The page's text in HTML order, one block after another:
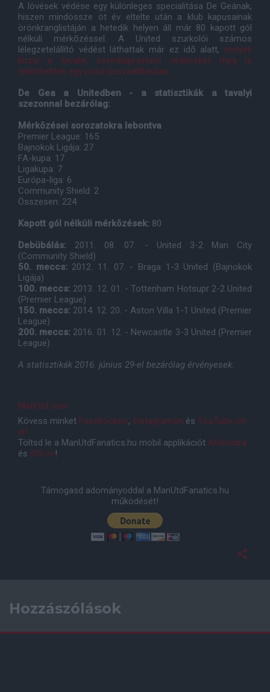
A lövések védése egy különleges specialitása De Geának,
hiszen mindössze öt év eltelte után a klub kapusainak
örönkranglistáján a hetedik helyen áll már 80 kapott gól
nélküli mérkõzéssel. A United szurkolói számos
lélegzetelállító védést láthattak már ez idõ alatt, melyek
közül a tavalyi, szemkápráztató védéseket meg is
tekinthetitek egy rövid összeállításban.
De Gea a Unitedben - a statisztikák a tavalyi
szezonnal bezárólag:
Mérkõzései sorozatokra lebontva
Premier League: 165
Bajnokok Ligája: 27
FA-kupa: 17
Ligakupa: 7
Európa-liga: 6
Community Shield: 2
Összesen: 224
Kapott gól nélküli mérkõzések: 80
Debübálás: 2011. 08. 07. - United 3-2 Man City
(Community Shield)
50. meccs: 2012. 11. 07. - Braga 1-3 United (Bajnokok
Ligája)
100. meccs: 2013. 12. 01. - Tottenham Hotsupr 2-2 United
(Premier League)
150. meccs: 2014. 12. 20. - Aston Villa 1-1 United (Premier
League)
200. meccs: 2016. 01. 12. - Newcastle 3-3 United (Premier
League)
A statisztikák 2016. június 29-el bezárólag érvényesek.
ManUtd.com
Kövess minket Facebookon, Instagramon és YouTube-on
is!
Töltsd le a ManUtdFanatics.hu mobil applikációt Androidra
és iOS-re!
Támogasd adományoddal a ManUtdFanatics.hu
működését!
Hozzászólások